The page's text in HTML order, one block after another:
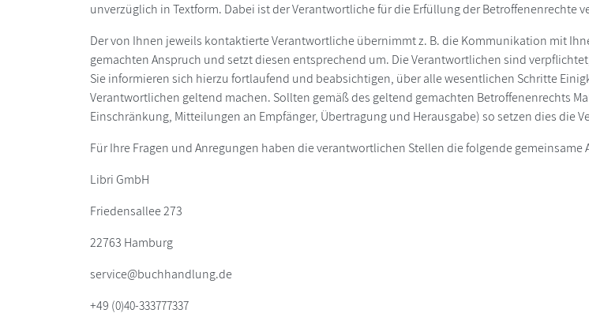
unverzüglich in Textform. Dabei ist der Verantwortliche für die Erfüllung der
Der von Ihnen jeweils kontaktierte Verantwortliche übernimmt z. B. die Kommunikation mit
gemachten Anspruch und setzt diesen entsprechend um. Die Verantwortlichen sind
Sie informieren sich hierzu fortlaufend und beabsichtigen, über alle wesentlichen Schritte
Verantwortlichen geltend machen. Sollten gemäß des geltend gemachten Betroffenenrechts
Einschränkung, Mitteilungen an Empfänger, Übertragung und Herausgabe) so setzen dies die
Für Ihre Fragen und Anregungen haben die verantwortlichen Stellen die folgende
Libri GmbH
Friedensallee 273
22763 Hamburg
service@buchhandlung.de
+49 (0)40-333777337